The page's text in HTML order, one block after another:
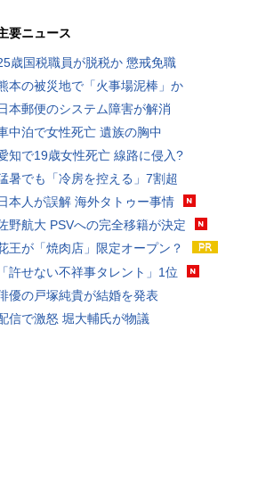
要ニュース
歳国税職員が脱税か 懲戒免職
本の被災地で「火事場泥棒」か
本郵便のシステム障害が解消
中泊で女性死亡 遺族の胸中
知で19歳女性死亡 線路に侵入?
暑でも「冷房を控える」7割超
本人が誤解 海外タトゥー事情
野航大 PSVへの完全移籍が決定
王が「焼肉店」限定オープン？
「許せない不祥事タレント」1位
優の戸塚純貴が結婚を発表
信で激怒 堀大輔氏が物議